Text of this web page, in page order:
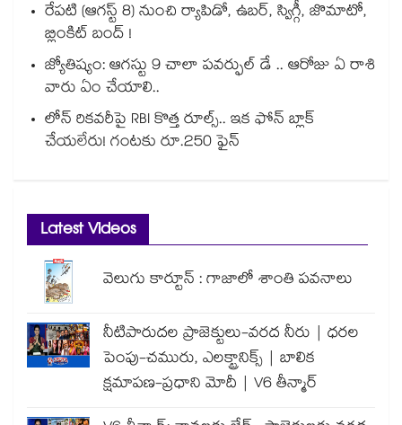
రేపటి (ఆగస్ట్ 8) నుంచి ర్యాపిడో, ఉబర్, స్విగ్గీ, జొమాటో,
బ్లింకిట్ బంద్ !
జ్యోతిష్యం: ఆగస్టు 9 చాలా పవర్ఫుల్ డే .. ఆరోజు ఏ రాశి
వారు ఏం చేయాలి..
లోన్ రికవరీపై RBI కొత్త రూల్స్.. ఇక ఫోన్ బ్లాక్
చేయలేరు! గంటకు రూ.250 ఫైన్
Latest Videos
వెలుగు కార్టూన్ : గాజాలో శాంతి పవనాలు
నీటిపారుదల ప్రాజెక్టులు-వరద నీరు | ధరల
పెంపు-చమురు, ఎలక్ట్రానిక్స్ | బాలిక
క్షమాపణ-ప్రధాని మోదీ | V6 తీన్మార్